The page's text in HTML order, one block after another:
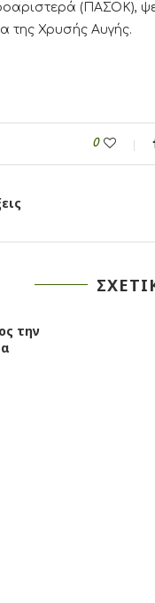
(ΠΑΣΟΚ),
της Χρυσής Αυγής.
0
την